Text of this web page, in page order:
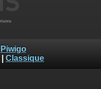
Piwigo
Classique